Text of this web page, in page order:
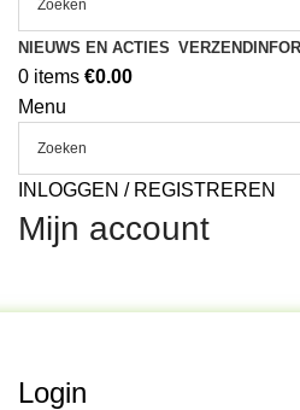
NIEUWS EN ACTIES
0 items €0.00
Menu
INLOGGEN / REGISTREREN
Mijn account
Login